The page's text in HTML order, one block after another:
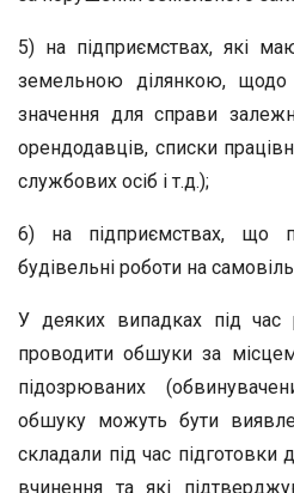
5) на підприємствах, які
земельною ділянкою, щодо
значення для справи
орендодавців, списки
службових осіб і т.д.);
6) на підприємствах, що
будівельні роботи на
У деяких випадках під час
проводити обшуки за
підозрюваних
обшуку можуть бути
складали під час підготовки
вчинення та які